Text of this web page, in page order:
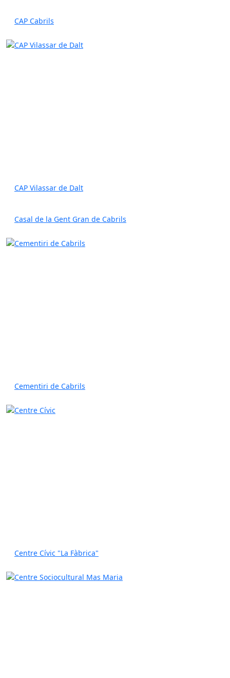
CAP Cabrils
CAP Vilassar de Dalt
Casal de la Gent Gran de Cabrils
Cementiri de Cabrils
Centre Cívic "La Fàbrica"